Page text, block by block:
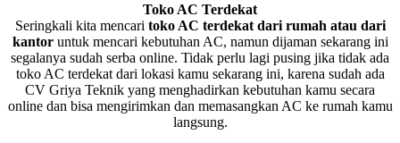
Toko AC Terdekat
Seringkali kita mencari toko AC terdekat dari rumah atau dari
kantoruntuk mencari kebutuhan AC, namun dijaman sekarang ini
segalanya sudah serba online. Tidak perlu lagi pusing jika tidak ada
toko AC terdekat dari lokasi kamu sekarang ini, karena sudah ada
CV Griya Teknik yang menghadirkan kebutuhan kamu secara
online dan bisa mengirimkan dan memasangkan AC ke rumah kamu
langsung.